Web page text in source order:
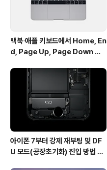
맥북∙애플 키보드에서 Home, En
d, Page Up, Page Down 키
아이폰 7부터 강제 재부팅 및 DF
U 모드(공장초기화) 진입 방법 변